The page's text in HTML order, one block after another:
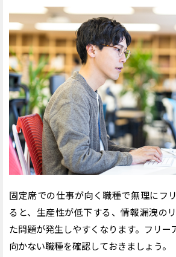
固定席での仕事が向く職種で無理にフ
ると、生産性が低下する、情報漏洩の
た問題が発生しやすくなります。フリー
向かない職種を確認しておきましょう。